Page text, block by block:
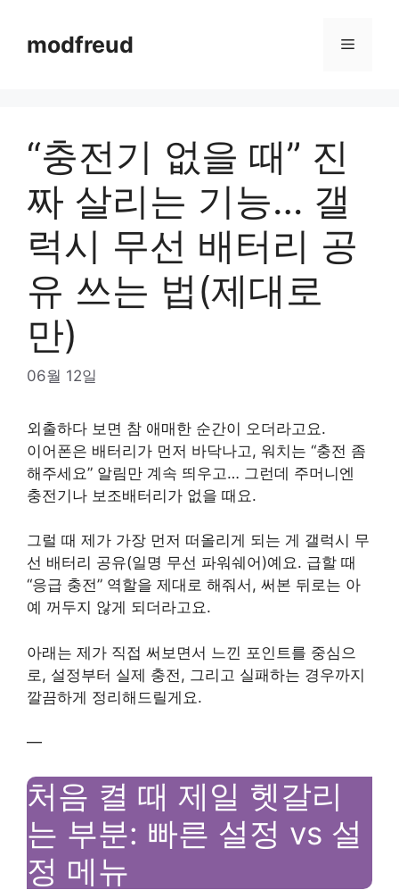
contentmodfreud Menu
“충전기 없을 때” 진
짜 살리는 기능… 갤
럭시 무선 배터리 공
유 쓰는 법(제대로
만)
06월 12일
외출하다 보면 참 애매한 순간이 오더라고요.
이어폰은 배터리가 먼저 바닥나고, 워치는 “충전 좀
해주세요” 알림만 계속 띄우고… 그런데 주머니엔
충전기나 보조배터리가 없을 때요.
그럴 때 제가 가장 먼저 떠올리게 되는 게 갤럭시 무
선 배터리 공유(일명 무선 파워쉐어)예요. 급할 때
“응급 충전” 역할을 제대로 해줘서, 써본 뒤로는 아
예 꺼두지 않게 되더라고요.
아래는 제가 직접 써보면서 느낀 포인트를 중심으
로, 설정부터 실제 충전, 그리고 실패하는 경우까지
깔끔하게 정리해드릴게요.
—
처음 켤 때 제일 헷갈리
는 부분: 빠른 설정 vs 설
정 메뉴